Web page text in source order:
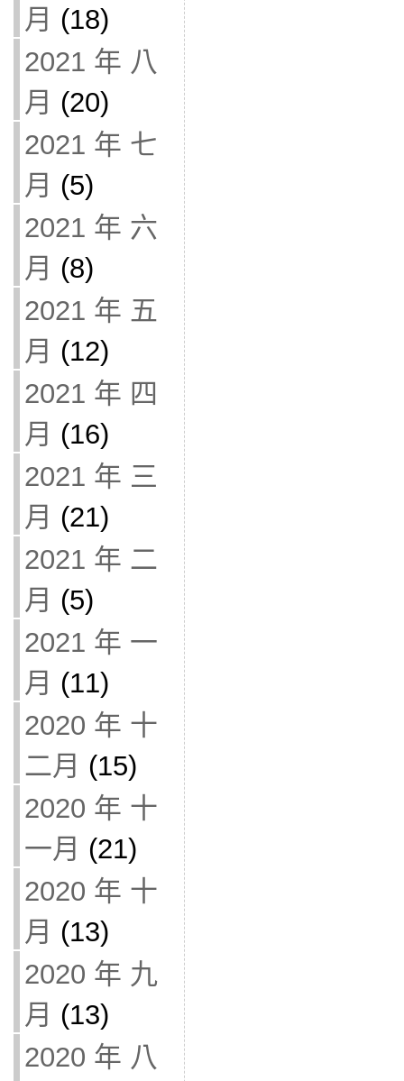
月 (18)
2021 年 八
月 (20)
2021 年 七
月 (5)
2021 年 六
月 (8)
2021 年 五
月 (12)
2021 年 四
月 (16)
2021 年 三
月 (21)
2021 年 二
月 (5)
2021 年 一
月 (11)
2020 年 十
二月 (15)
2020 年 十
一月 (21)
2020 年 十
月 (13)
2020 年 九
月 (13)
2020 年 八